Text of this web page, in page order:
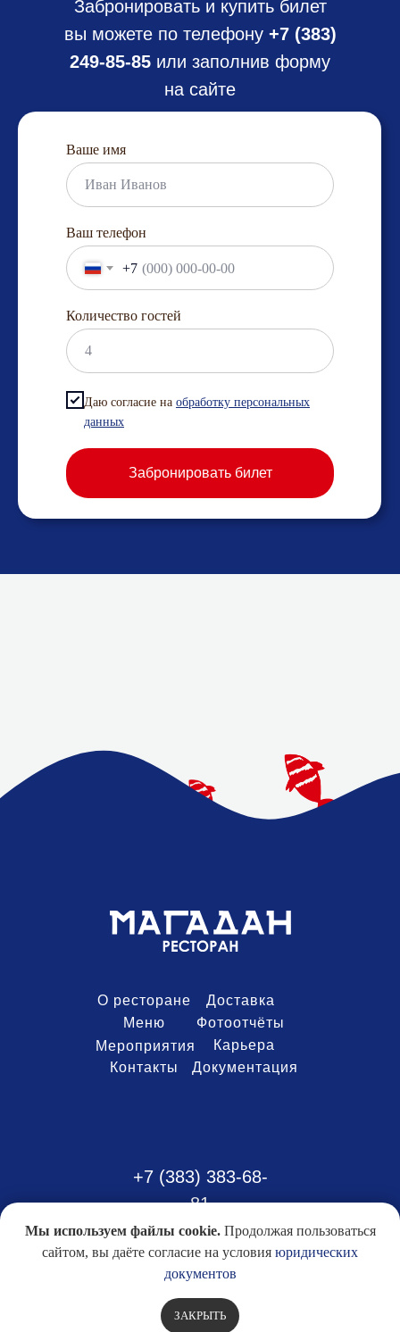
Забронировать и купить билет
вы можете по телефону +7 (383)
249-85-85 или заполнив форму
на сайте
Ваше имя
Ваш телефон
+7
Количество гостей
Даю согласие на обработку персональных
данных
Забронировать билет
О ресторане
Доставка
Меню
Фотоотчёты
Мероприятия
Карьера
Контакты
Документация
+7 (383) 383-68-
81
г. Новосибирск, ул. Ленина, 21/1 к 1
Мы используем файлы cookie.Продолжая пользоваться
сайтом, вы даёте согласие на условия юридических
документов
ЗАКРЫТЬ